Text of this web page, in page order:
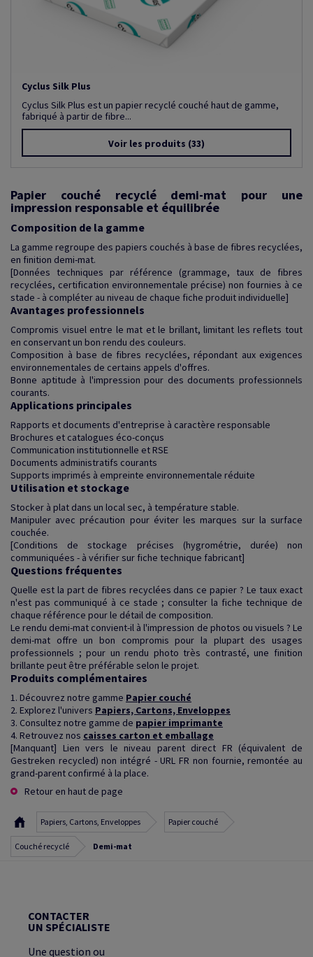
Cyclus Silk Plus
Cyclus Silk Plus est un papier recyclé couché haut de gamme,
fabriqué à partir de fibre...
Voir les produits (33)
Papier couché recyclé demi-mat pour une
impression responsable et équilibrée
Composition de la gamme
La gamme regroupe des papiers couchés à base de fibres recyclées,
en finition demi-mat.
[Données techniques par référence (grammage, taux de fibres
recyclées, certification environnementale précise) non fournies à ce
stade - à compléter au niveau de chaque fiche produit individuelle]
Avantages professionnels
Compromis visuel entre le mat et le brillant, limitant les reflets tout
en conservant un bon rendu des couleurs.
Composition à base de fibres recyclées, répondant aux exigences
environnementales de certains appels d'offres.
Bonne aptitude à l'impression pour des documents professionnels
courants.
Applications principales
Rapports et documents d'entreprise à caractère responsable
Brochures et catalogues éco-conçus
Communication institutionnelle et RSE
Documents administratifs courants
Supports imprimés à empreinte environnementale réduite
Utilisation et stockage
Stocker à plat dans un local sec, à température stable.
Manipuler avec précaution pour éviter les marques sur la surface
couchée.
[Conditions de stockage précises (hygrométrie, durée) non
communiquées - à vérifier sur fiche technique fabricant]
Questions fréquentes
Quelle est la part de fibres recyclées dans ce papier ? Le taux exact
n'est pas communiqué à ce stade ; consulter la fiche technique de
chaque référence pour le détail de composition.
Le rendu demi-mat convient-il à l'impression de photos ou visuels ? Le
demi-mat offre un bon compromis pour la plupart des usages
professionnels ; pour un rendu photo très contrasté, une finition
brillante peut être préférable selon le projet.
Produits complémentaires
1. Découvrez notre gamme Papier couché
2. Explorez l'univers Papiers, Cartons, Enveloppes
3. Consultez notre gamme de papier imprimante
4. Retrouvez nos caisses carton et emballage
[Manquant] Lien vers le niveau parent direct FR (équivalent de
Gestreken recycled) non intégré - URL FR non fournie, remontée au
grand-parent confirmé à la place.
Retour en haut de page
Papiers, Cartons, Enveloppes Papier couché
Couché recyclé Demi-mat
CONTACTER
UN SPÉCIALISTE
Une question ou